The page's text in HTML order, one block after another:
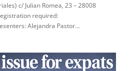
c/ Julian Romea, 23 – 28008
required:
Alejandra Pastor...